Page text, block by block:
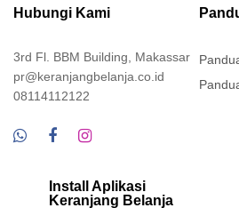
Hubungi Kami
3rd Fl. BBM Building, Makassar
pr@keranjangbelanja.co.id
08114112122
Install Aplikasi
Keranjang Belanja